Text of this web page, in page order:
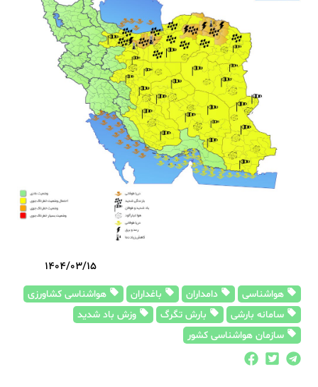
هواشناسی دامداران باغداران
هواشناسی کشاورزی
سامانه بارشی
بارش تگرگ
وزش باد شدید
سازمان هواشناسی کشور